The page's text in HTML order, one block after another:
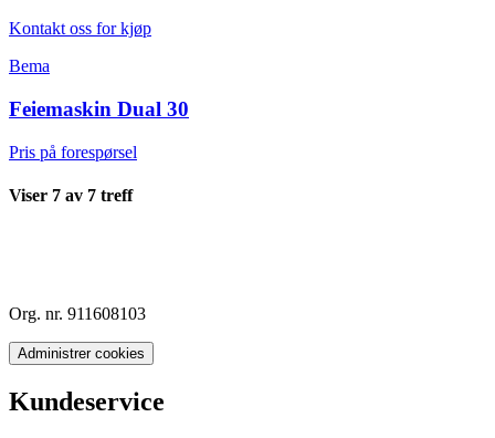
Kontakt oss for kjøp
Bema
Feiemaskin Dual 30
Pris på forespørsel
Viser 7 av 7 treff
Org. nr. 911608103
Administrer cookies
Kundeservice